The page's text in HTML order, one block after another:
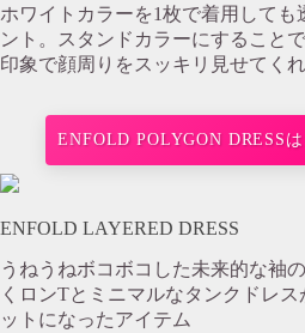
ホワイトカラーを1枚で着用しても
ント。スタンドカラーにすること
印象で顔周りをスッキリ見せてく
ENFOLD POLYGON DRESS
ENFOLD LAYERED DRESS
うねうねボコボコした未来的な袖
くロンTとミニマルなタンクドレ
ットになったアイテム